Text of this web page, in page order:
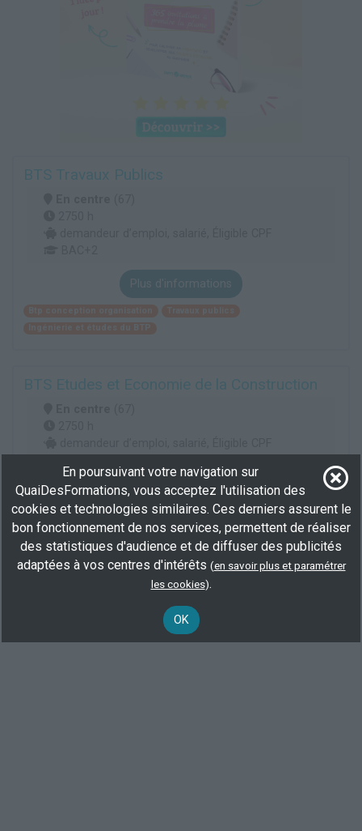
BTS Travaux Publics
Plus d'informations
BTS Etudes et Economie de la Construction
Plus d'informations
Bâtiment gros oeuvre
Btp conception organisation
Voir toutes les formations
En poursuivant votre navigation sur
QuaiDesFormations, vous acceptez l'utilisation des
cookies et technologies similaires. Ces derniers assurent le
bon fonctionnement de nos services, permettent de réaliser
des statistiques d'audience et de diffuser des publicités
adaptées à vos centres d'intérêts (en savoir plus et paramétrer
les cookies).
OK